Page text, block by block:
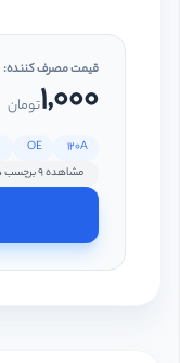
قیمت مصرف کننده:
1,000تومان
120A
OE
مشاهده 9 برچسب دیگر